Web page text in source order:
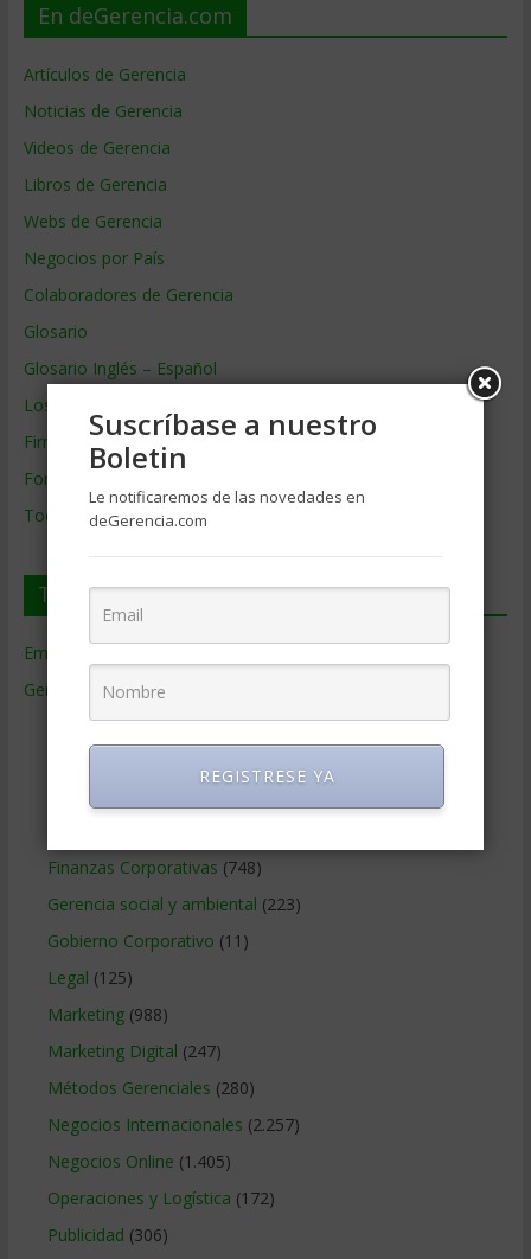
En deGerencia.com
Artículos de Gerencia
Noticias de Gerencia
Videos de Gerencia
Libros de Gerencia
Webs de Gerencia
Negocios por País
Colaboradores de Gerencia
Glosario
Glosario Inglés – Español
Los mejores MBA
Firmas de Gerencia
Formación de Gerencia
Todos los Temas
Temas de Gerencia
Empresas de Gerencia
Gerencia
(9.477)
Ciencias Económicas(80)
Finanzas Corporativas (748)
Gerencia social y ambiental (223)
Gobierno Corporativo (11)
Legal (125)
Marketing(988)
Marketing Digital (247)
Métodos Gerenciales (280)
Negocios Internacionales (2.257)
Negocios Online (1.405)
Operaciones y Logística (172)
Publicidad (306)
Suscríbase a nuestro
Boletin
Le notificaremos de las novedades en
deGerencia.com
REGISTRESE YA